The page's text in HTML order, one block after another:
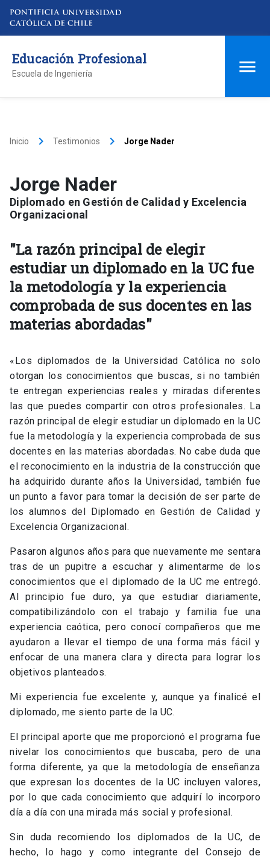
Educación Profesional
Escuela de Ingeniería
Inicio keyboard_arrow_right Testimonios keyboard_arrow_right Jorge Nader
Jorge Nader
Diplomado en Gestión de Calidad y Excelencia
Organizacional
"La razón principal de elegir
estudiar un diplomado en la UC fue
la metodología y la experiencia
comprobada de sus docentes en las
materias abordadas"
«Los diplomados de la Universidad Católica no solo
otorgan los conocimientos que buscas, si no también
te entregan experiencias reales y miradas diferentes
las que puedes compartir con otros profesionales. La
razón principal de elegir estudiar un diplomado en la UC
fue la metodología y la experiencia comprobada de sus
docentes en las materias abordadas. No cabe duda que
el reconocimiento en la industria de la construcción que
ha adquirido durante años la Universidad, también fue
un punto a favor para tomar la decisión de ser parte de
los alumnos del Diplomado en Gestión de Calidad y
Excelencia Organizacional.
Pasaron algunos años para que nuevamente me sentara
tras de un pupitre a escuchar y alimentarme de los
conocimientos que el diplomado de la UC me entregó.
Al principio fue duro, ya que estudiar diariamente,
compatibilizándolo con el trabajo y familia fue una
experiencia caótica, pero conocí compañeros que me
ayudaron a llevar el tiempo de una forma más fácil y
enfocar de una manera clara y directa para lograr los
objetivos planteados.
Mi experiencia fue excelente y, aunque ya finalicé el
diplomado, me siento parte de la UC.
El principal aporte que me proporcionó el programa fue
nivelar los conocimientos que buscaba, pero de una
forma diferente, ya que la metodología de enseñanza
que expresan los docentes de la UC incluyen valores,
por lo que cada conocimiento que adquirí lo incorporo
día a día con una mirada más social y profesional.
Sin duda recomiendo los diplomados de la UC, de
hecho, lo hago y como integrante del Consejo de